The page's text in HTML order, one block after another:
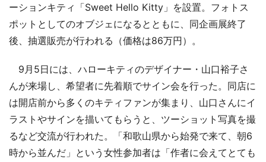
ーションキティ「Sweet Hello Kitty」を設置。フォトス
ポットとしてのオブジェになるとともに、同企画展終了
後、抽選販売が行われる（価格は86万円）。
9月5日には、ハローキティのデザイナー・山口裕子さ
んが来場し、希望者に先着順でサイン会を行った。同店に
は開店前から多くのキティファンが集まり、山口さんにイ
ラストやサインを描いてもらうと、ツーショット写真を撮
るなど交流が行われた。「和歌山県から始発で来て、朝6
時から並んだ」という女性参加者は「作者に会えてとても